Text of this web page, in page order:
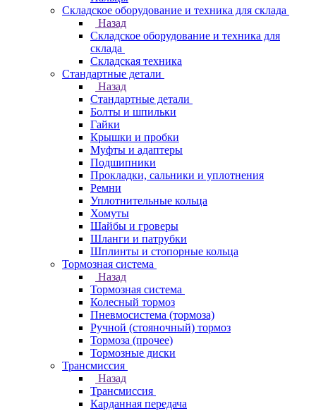
Складское оборудование и техника для склада
Назад
Складское оборудование и техника для
склада
Складская техника
Стандартные детали
Назад
Стандартные детали
Болты и шпильки
Гайки
Крышки и пробки
Муфты и адаптеры
Подшипники
Прокладки, сальники и уплотнения
Ремни
Уплотнительные кольца
Хомуты
Шайбы и гроверы
Шланги и патрубки
Шплинты и стопорные кольца
Тормозная система
Назад
Тормозная система
Колесный тормоз
Пневмосиcтема (тормоза)
Ручной (стояночный) тормоз
Тормоза (прочее)
Тормозные диски
Трансмиссия
Назад
Трансмиссия
Карданная передача